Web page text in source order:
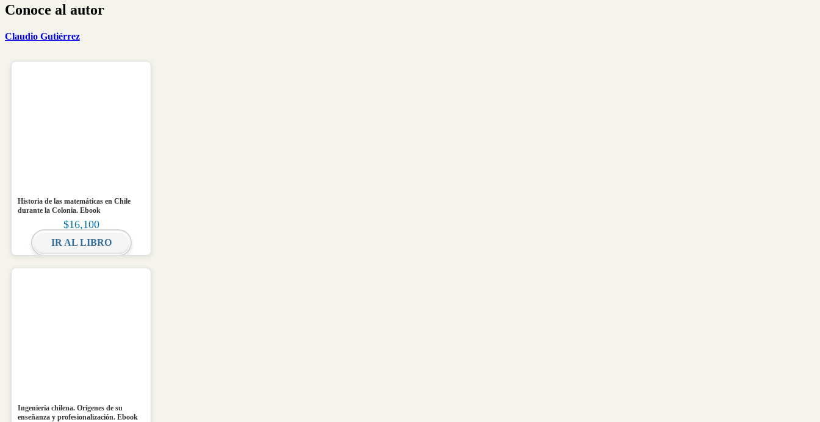
Conoce al autor
Claudio Gutiérrez
Historia de las matemáticas en Chile
durante la Colonia. Ebook
$16,100
IR AL LIBRO
Ingeniería chilena. Orígenes de su
enseñanza y profesionalización. Ebook